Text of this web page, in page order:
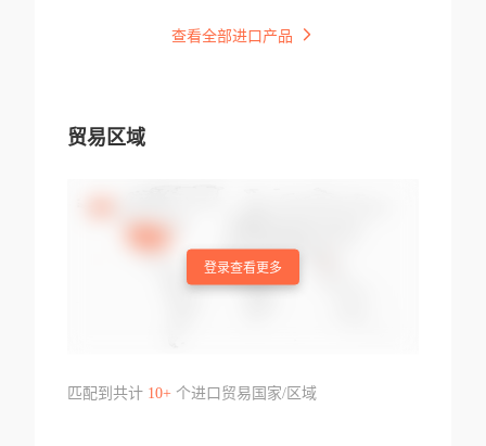
查看全部进口产品
贸易区域
登录查看更多
匹配到共计 10+个进口贸易国家/区域